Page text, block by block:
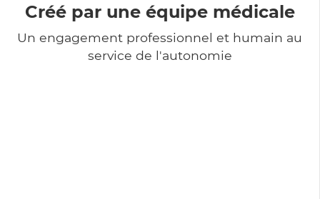
Créé par une équipe médicale
Un engagement professionnel et humain au
service de l'autonomie